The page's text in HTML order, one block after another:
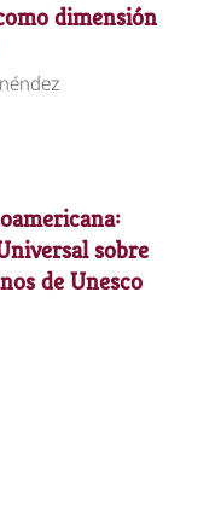
dimensión
sobre
de Unesco